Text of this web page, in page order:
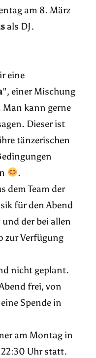
am 8. März
als DJ.
eine
", einer Mischung
kann gerne
Dieser ist
tänzerischen
.
dem Team der
für den Abend
der bei allen
zur Verfügung
nicht geplant.
frei, von
Spende in
am Montag in
Uhr statt.